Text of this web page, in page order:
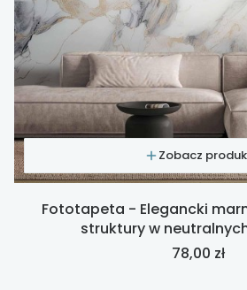
Zobacz
Fototapeta - Elegancki
struktury w
Cena
78,00 zł